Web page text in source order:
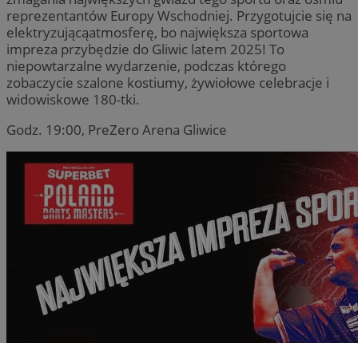
reprezentantów Europy Wschodniej. Przygotujcie się na
elektryzującąatmosferę, bo największa sportowa
impreza przybędzie do Gliwic latem 2025! To
niepowtarzalne wydarzenie, podczas którego
zobaczycie szalone kostiumy, żywiołowe celebracje i
widowiskowe 180-tki.
Godz. 19:00, PreZero Arena Gliwice